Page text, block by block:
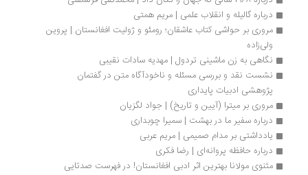
درباره گالیله و انقلاب علمی | مریم همتی
مروری بر حواشی کتاب عاشقان؛ رومئو و ژولیت افغانستان | پروین
نگاهی به زن ماشینی تردول | مهدیه سادات نقیبی
پژوهشی ادبیات پایداری
مروری بر میترا (آیین و تاریخ) | جواد لگزیان
درباره سفیر ما در بهشت | سمیرا چوبداری
یادداشتی بر مدام صمیمی | مریم عربی
درباره حافظه پروانه‌ای | رضا فکری
مثنوی مولانا بهترین اثر ادبی افغانستان! در فهرست صدتایی